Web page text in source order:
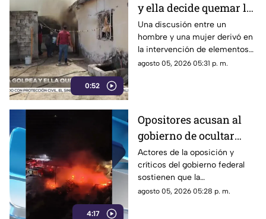
0:52
y ella decide quemar la
casa; ocurrió en Ciudad
Juárez | VIDEO
Una discusión entre un
hombre y una mujer derivó en
la intervención de elementos
de la Policía Municipal en la
agosto 05, 2026 05:31 p. m.
4:17
Opositores acusan al
gobierno de ocultar
información y difundir
versiones oficiales
cuestionadas
Actores de la oposición y
críticos del gobierno federal
sostienen que la
administración ha recurrido a
agosto 05, 2026 05:28 p. m.